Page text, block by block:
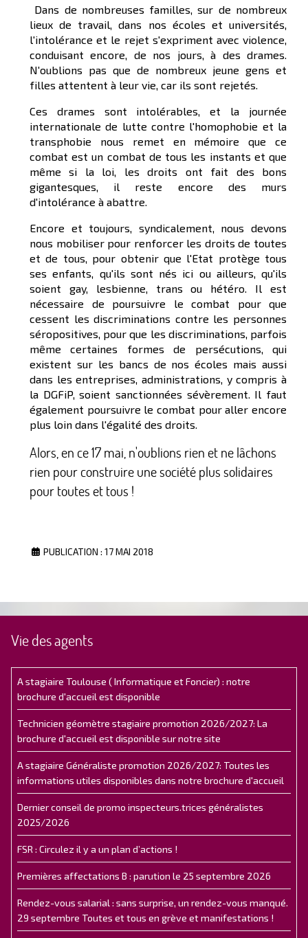
Dans de nombreuses familles, sur de nombreux
lieux de travail, dans nos écoles et universités,
l'intolérance et le rejet s'expriment avec violence,
conduisant encore, de nos jours, à des drames.
N'oublions pas que de nombreux jeune gens et
filles attentent à leur vie, car ils sont rejetés.
Ces drames sont intolérables, et la journée
internationale de lutte contre l'homophobie et la
transphobie nous remet en mémoire que ce
combat est un combat de tous les instants et que
même si la loi, les droits ont fait des bons
gigantesques, il reste encore des murs
d'intolérance à abattre.
Encore et toujours, syndicalement, nous devons
nous mobiliser pour renforcer les droits de toutes
et de tous, pour obtenir que l'Etat protège tous
ses enfants, qu'ils sont nés ici ou ailleurs, qu'ils
soient gay, lesbienne, trans ou hétéro. Il est
nécessaire de poursuivre le combat pour que
cessent les discriminations contre les personnes
séropositives, pour que les discriminations, parfois
même certaines formes de persécutions, qui
existent sur les bancs de nos écoles mais aussi
dans les entreprises, administrations, y compris à
la DGFiP, soient sanctionnées sévèrement. Il faut
également poursuivre le combat pour aller encore
plus loin dans l'égalité des droits.
Alors, en ce 17 mai, n'oublions rien et ne lâchons
rien pour construire une société plus solidaires
pour toutes et tous !
PUBLICATION : 17 MAI 2018
Vie des agents
A stagiaire Toulouse ( Informatique et Foncier) : notre
brochure d'accueil est disponible
Technicien géomètre stagiaire promotion 2026/2027: La
brochure d'accueil est disponible sur notre site
A stagiaire Généraliste promotion 2026/2027: Toutes les
informations utiles disponibles dans notre brochure d'accueil
Dernier conseil de promo inspecteurs.trices généralistes
2025/2026
FSR : Circulez il y a un plan d’actions !
Premières affectations B : parution le 25 septembre 2026
Rendez-vous salarial : sans surprise, un rendez-vous manqué.
29 septembre Toutes et tous en grève et manifestations !